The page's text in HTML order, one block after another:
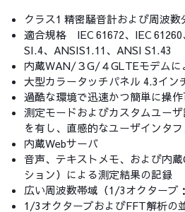
クラス1 精密騒音計および周波数
適合規格 IEC 61672、IEC
SI.4、ANSIS1.11、ANSI S1.43
内蔵WAN/３G/４GLTEモデムに
大型カラータッチパネル 4.3イン
過酷な環境で迅速かつ簡単に操
測定モードおよびカスタムユー
を有し、直感的なユーザインタ
内蔵Webサーバ
音声、テキストメモ、および内
ション）による測定結果の記録
広い周波数帯域（1/3オクターブ
1/3オクターブおよびFFT解析の